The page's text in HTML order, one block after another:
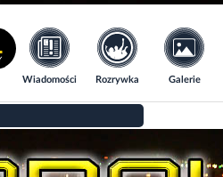
Wiadomości Rozrywka Galerie